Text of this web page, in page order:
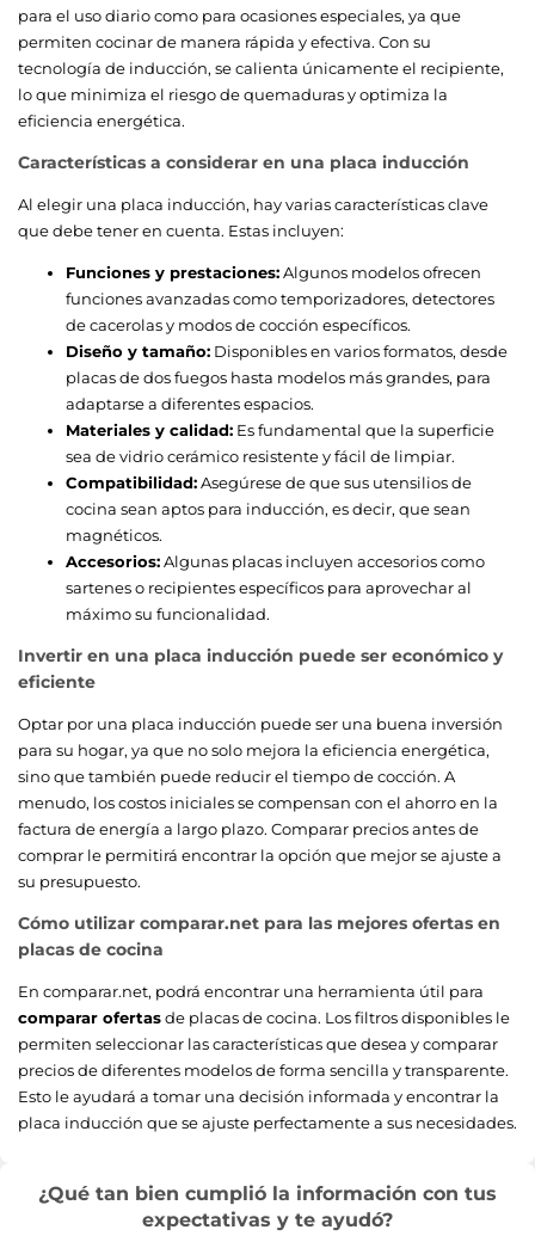
para el uso diario como para ocasiones especiales, ya que
permiten cocinar de manera rápida y efectiva. Con su
tecnología de inducción, se calienta únicamente el recipiente,
lo que minimiza el riesgo de quemaduras y optimiza la
eficiencia energética.
Características a considerar en una placa inducción
Al elegir una placa inducción, hay varias características clave
que debe tener en cuenta. Estas incluyen:
Funciones y prestaciones:Algunos modelos ofrecen
funciones avanzadas como temporizadores, detectores
de cacerolas y modos de cocción específicos.
Diseño y tamaño: Disponibles en varios formatos, desde
placas de dos fuegos hasta modelos más grandes, para
adaptarse a diferentes espacios.
Materiales y calidad: Es fundamental que la superficie
sea de vidrio cerámico resistente y fácil de limpiar.
Compatibilidad:Asegúrese de que sus utensilios de
cocina sean aptos para inducción, es decir, que sean
magnéticos.
Accesorios:Algunas placas incluyen accesorios como
sartenes o recipientes específicos para aprovechar al
máximo su funcionalidad.
Invertir en una placa inducción puede ser económico y
eficiente
Optar por una placa inducción puede ser una buena inversión
para su hogar, ya que no solo mejora la eficiencia energética,
sino que también puede reducir el tiempo de cocción. A
menudo, los costos iniciales se compensan con el ahorro en la
factura de energía a largo plazo. Comparar precios antes de
comprar le permitirá encontrar la opción que mejor se ajuste a
su presupuesto.
Cómo utilizar comparar.net para las mejores ofertas en
placas de cocina
En comparar.net, podrá encontrar una herramienta útil para
comparar ofertasde placas de cocina. Los filtros disponibles le
permiten seleccionar las características que desea y comparar
precios de diferentes modelos de forma sencilla y transparente.
Esto le ayudará a tomar una decisión informada y encontrar la
placa inducción que se ajuste perfectamente a sus necesidades.
¿Qué tan bien cumplió la información con tus
expectativas y te ayudó?